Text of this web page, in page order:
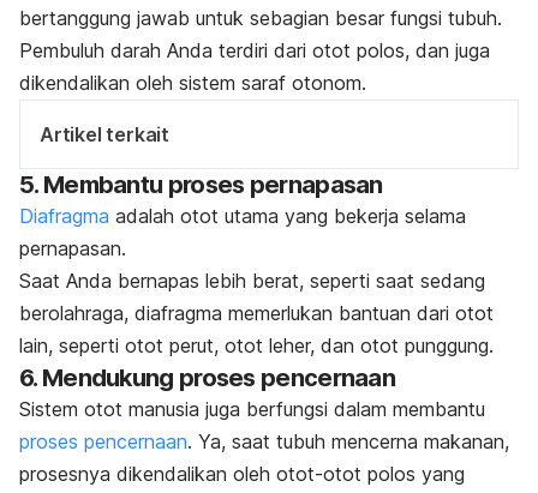
bertanggung jawab untuk sebagian besar fungsi tubuh.
Pembuluh darah Anda terdiri dari otot polos, dan juga
dikendalikan oleh sistem saraf otonom.
Artikel terkait
5. Membantu proses pernapasan
Diafragma adalah otot utama yang bekerja selama
pernapasan.
Saat Anda bernapas lebih berat, seperti saat sedang
berolahraga, diafragma memerlukan bantuan dari otot
lain, seperti otot perut, otot leher, dan otot punggung.
6. Mendukung proses pencernaan
Sistem otot manusia juga berfungsi dalam membantu
proses pencernaan. Ya, saat tubuh mencerna makanan,
prosesnya dikendalikan oleh otot-otot polos yang